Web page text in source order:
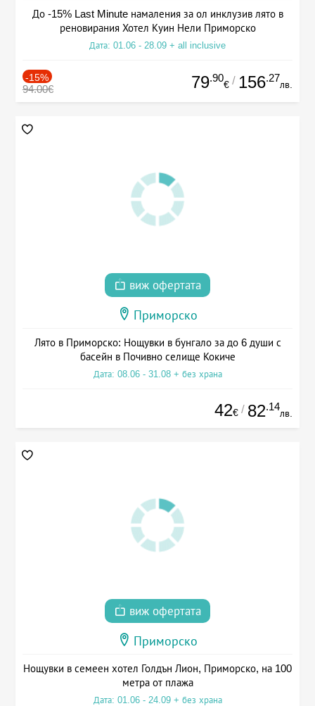
До -15% Last Minute намаления за ол инклузив лято в
реновирания Хотел Куин Нели Приморско
Дата: 01.06 - 28.09 + all inclusive
-15%
94.00€ 79.90
€ / 156.27
лв.
виж офертата
Приморско
Лято в Приморско: Нощувки в бунгало за до 6 души с
басейн в Почивно селище Кокиче
Дата: 08.06 - 31.08 + без храна
42€ / 82.14
лв.
виж офертата
Приморско
Нощувки в семеен хотел Голдън Лион, Приморско, на 100
метра от плажа
Дата: 01.06 - 24.09 + без храна